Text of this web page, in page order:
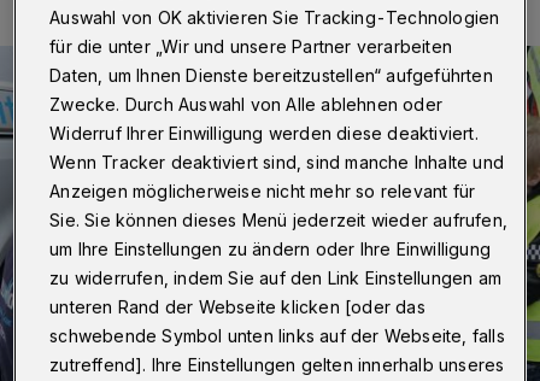
Auswahl von OK aktivieren Sie Tracking-Technologien
für die unter „Wir und unsere Partner verarbeiten
Daten, um Ihnen Dienste bereitzustellen“ aufgeführten
Zwecke. Durch Auswahl von Alle ablehnen oder
Widerruf Ihrer Einwilligung werden diese deaktiviert.
Wenn Tracker deaktiviert sind, sind manche Inhalte und
Anzeigen möglicherweise nicht mehr so relevant für
Sie. Sie können dieses Menü jederzeit wieder aufrufen,
um Ihre Einstellungen zu ändern oder Ihre Einwilligung
zu widerrufen, indem Sie auf den Link Einstellungen am
unteren Rand der Webseite klicken [oder das
schwebende Symbol unten links auf der Webseite, falls
zutreffend]. Ihre Einstellungen gelten innerhalb unseres